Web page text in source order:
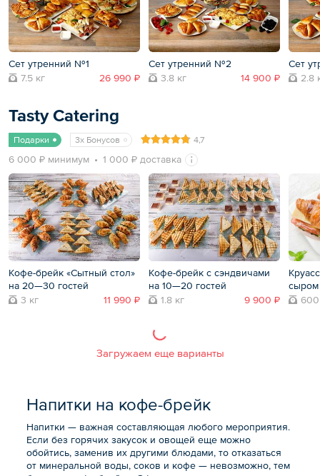
Сет утренний №1
7.5 кг
26 990 ₽
Сет утренний №2
3.8 кг
14 900 ₽
Сет
2.8
Tasty Catering
Подарки 3x Бонусов 4,7
6 000 ₽ минимум 1 000 ₽ доставка
Кофе-брейк «Сытный стол»
на 20—30 гостей
3 кг
11 990 ₽
Кофе-брейк с сэндвичами
на 10—20 гостей
1.8 кг
9 900 ₽
сыром
600
Загружаем еще варианты
Напитки на кофе-брейк
Напитки — важная составляющая любого мероприятия.
Если без горячих закусок и овощей еще можно
обойтись, заменив их другими блюдами, то отказаться
от минеральной воды, соков и кофе — невозможно, тем